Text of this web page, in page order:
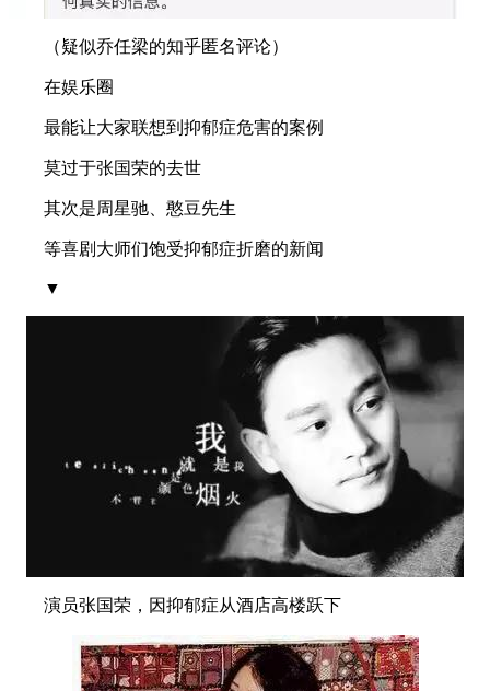
（疑似乔任梁的知乎匿名评论）
在娱乐圈
最能让大家联想到抑郁症危害的案例
莫过于张国荣的去世
其次是周星驰、憨豆先生
等喜剧大师们饱受抑郁症折磨的新闻
▼
演员张国荣，因抑郁症从酒店高楼跃下